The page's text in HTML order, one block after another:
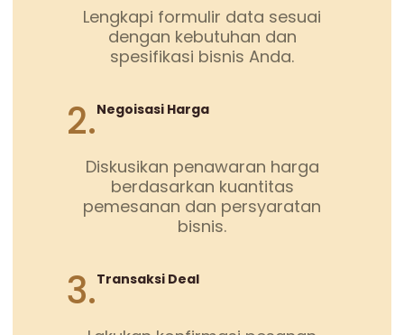
Lengkapi formulir data sesuai
dengan kebutuhan dan
spesifikasi bisnis Anda.
2.Negoisasi Harga
Diskusikan penawaran harga
berdasarkan kuantitas
pemesanan dan persyaratan
bisnis.
3.Transaksi Deal